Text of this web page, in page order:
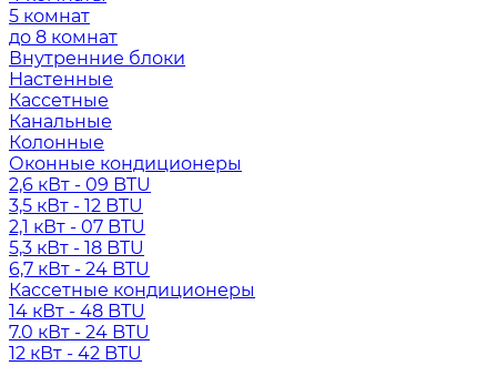
5 комнат
до 8 комнат
Внутренние блоки
Настенные
Кассетные
Канальные
Колонные
Оконные кондиционеры
2,6 кВт - 09 BTU
3,5 кВт - 12 BTU
2,1 кВт - 07 BTU
5,3 кВт - 18 BTU
6,7 кВт - 24 BTU
Кассетные кондиционеры
14 кВт - 48 BTU
7.0 кВт - 24 BTU
12 кВт - 42 BTU